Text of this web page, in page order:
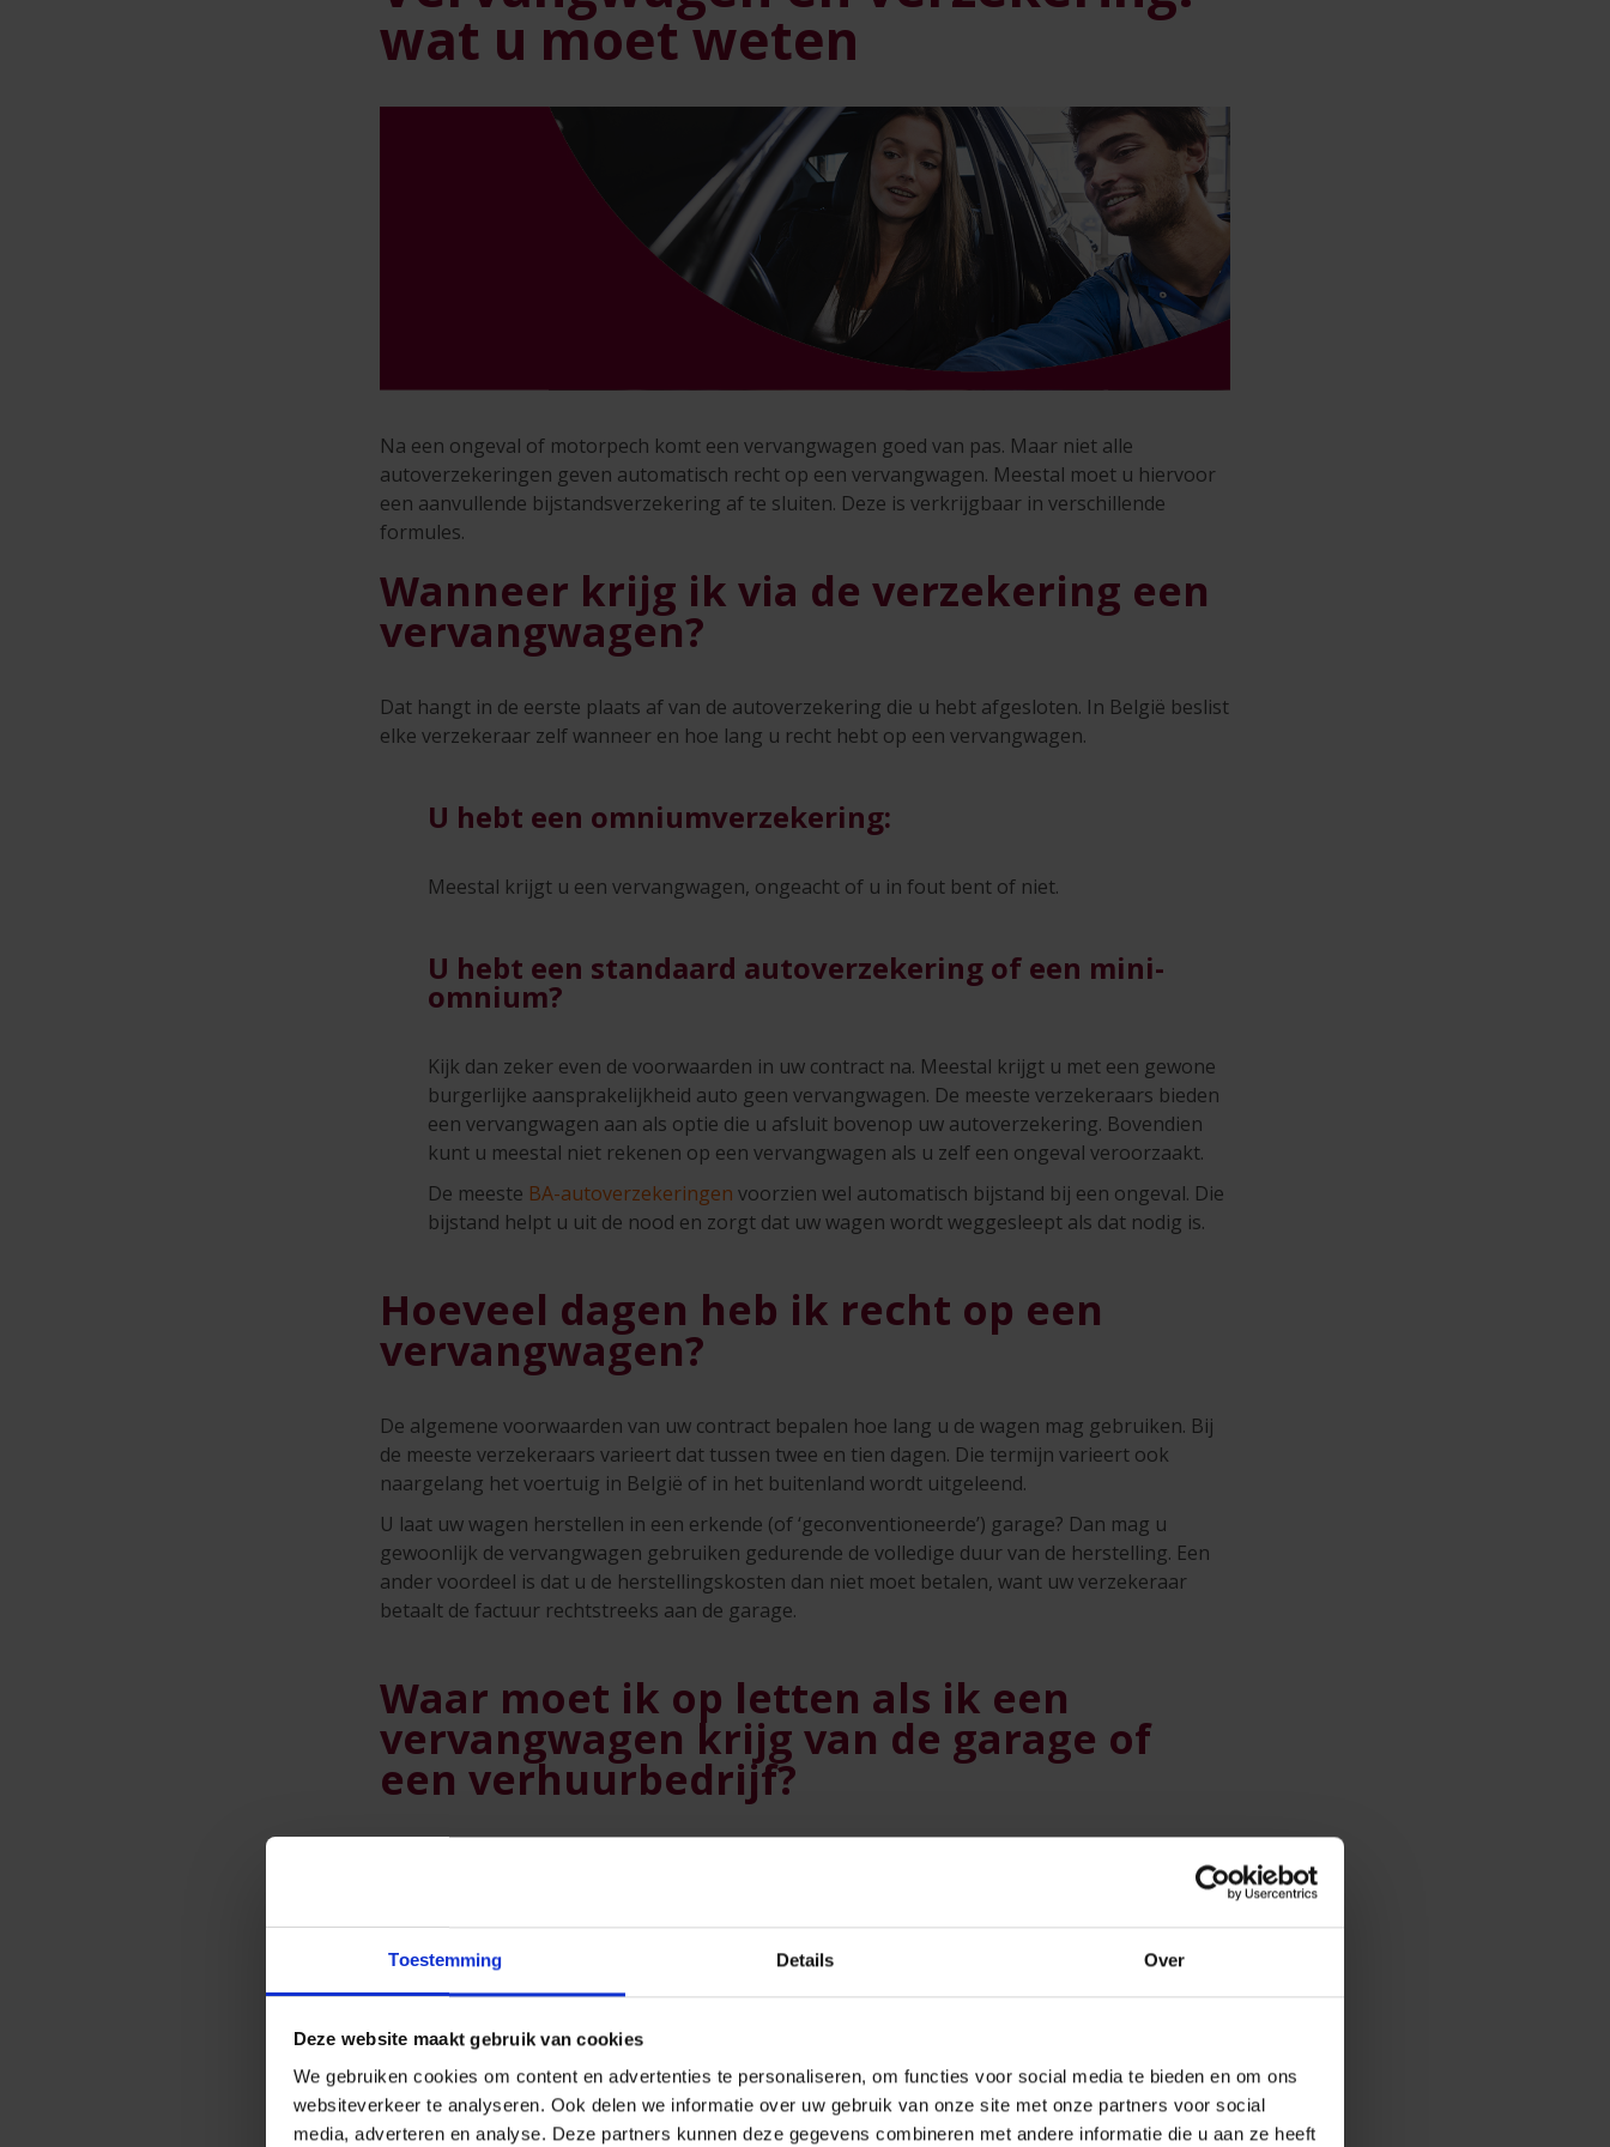
Toestemming Details Over
Deze website maakt gebruik van cookies
We gebruiken cookies om content en advertenties te personaliseren, om functies voor social media te bieden en om ons
websiteverkeer te analyseren. Ook delen we informatie over uw gebruik van onze site met onze partners voor social
media, adverteren en analyse. Deze partners kunnen deze gegevens combineren met andere informatie die u aan ze heeft
wat u moet weten
Na een ongeval of motorpech komt een vervangwagen goed van pas. Maar niet alle
autoverzekeringen geven automatisch recht op een vervangwagen. Meestal moet u hiervoor
een aanvullende bijstandsverzekering af te sluiten. Deze is verkrijgbaar in verschillende
formules.
Wanneer krijg ik via de verzekering een
vervangwagen?
Dat hangt in de eerste plaats af van de autoverzekering die u hebt afgesloten. In België beslist
elke verzekeraar zelf wanneer en hoe lang u recht hebt op een vervangwagen.
U hebt een omniumverzekering:
Meestal krijgt u een vervangwagen, ongeacht of u in fout bent of niet.
U hebt een standaard autoverzekering of een mini-
omnium?
Kijk dan zeker even de voorwaarden in uw contract na. Meestal krijgt u met een gewone
burgerlijke aansprakelijkheid auto geen vervangwagen. De meeste verzekeraars bieden
een vervangwagen aan als optie die u afsluit bovenop uw autoverzekering. Bovendien
kunt u meestal niet rekenen op een vervangwagen als u zelf een ongeval veroorzaakt.
De meeste BA-autoverzekeringen voorzien wel automatisch bijstand bij een ongeval. Die
bijstand helpt u uit de nood en zorgt dat uw wagen wordt weggesleept als dat nodig is.
Hoeveel dagen heb ik recht op een
vervangwagen?
De algemene voorwaarden van uw contract bepalen hoe lang u de wagen mag gebruiken. Bij
de meeste verzekeraars varieert dat tussen twee en tien dagen. Die termijn varieert ook
naargelang het voertuig in België of in het buitenland wordt uitgeleend.
U laat uw wagen herstellen in een erkende (of ‘geconventioneerde’) garage? Dan mag u
gewoonlijk de vervangwagen gebruiken gedurende de volledige duur van de herstelling. Een
ander voordeel is dat u de herstellingskosten dan niet moet betalen, want uw verzekeraar
betaalt de factuur rechtstreeks aan de garage.
Waar moet ik op letten als ik een
vervangwagen krijg van de garage of
een verhuurbedrijf?
Is de internationale verzekeringskaart aanwezig en geldig?
Is het inschrijvingsbewijs aanwezig en geldig?
Komen de nummerplaten overeen met de nummerplaat vermeld op het
inschrijvingsbewijs?
Is het keuringsbewijs nog geldig?
Welke waarborgen zijn gedekt en wat is het bedrag van de eventuele vrijstelling?